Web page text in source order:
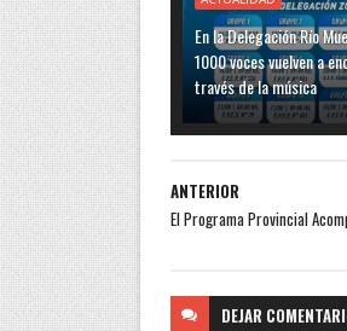
En la Delegación Río
1000 voces vuelven a
través de la música
ANTERIOR
El Programa Provincial
DEJAR